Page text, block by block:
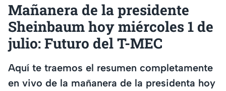
Mañanera de la presidente
Sheinbaum hoy miércoles 1 de
julio: Futuro del T-MEC
Aquí te traemos el resumen completamente
en vivo de la mañanera de la presidenta hoy